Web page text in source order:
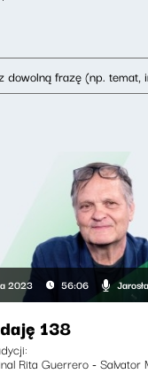
2023 56:06
138
Rita Guerrero - Salvator